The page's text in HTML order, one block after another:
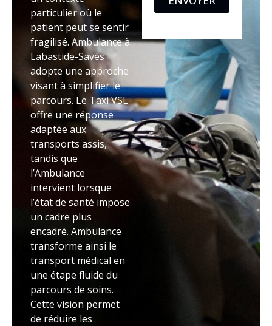
particulier où le
patient peut se sentir
fragilisé. Ambulance à
Labastide-Savès
adopte une approche
visant à simplifier le
parcours. Le Taxi VSL
offre une réponse
adaptée aux
transports assis,
tandis que
l’Ambulance
intervient lorsque
l’état de santé impose
un cadre plus
encadré. Ambulance
transforme ainsi le
transport médical en
une étape fluide du
parcours de soins.
Cette vision permet
de réduire les